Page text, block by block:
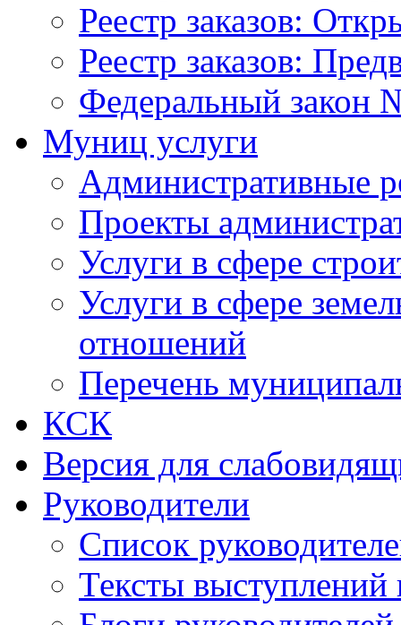
Реестр заказов:
Реестр заказов:
Федеральный закон
Муниц услуги
Административные
Проекты
Услуги в сфере
Услуги в сфере
отношений
Перечень
КСК
Версия для
Руководители
Список
Тексты выступлений